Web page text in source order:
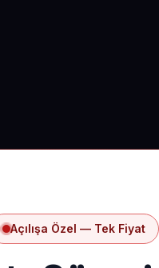
Açılışa Özel — Tek Fiyat